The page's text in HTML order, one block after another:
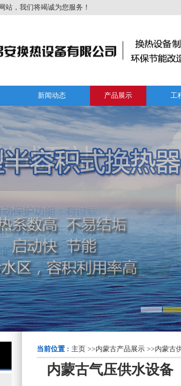
站，我们将竭诚为您服务！
新闻动态 产品展示 工
当前位置 : 主页 >>内蒙古产品展示 >>内蒙古
内蒙古气压供水设备